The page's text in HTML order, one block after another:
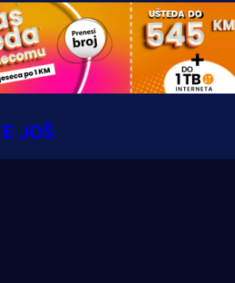
svim problemima
Plavi slavili na
JOŠ